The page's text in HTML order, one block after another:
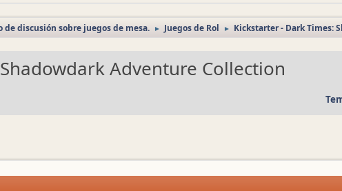
de discusión sobre juegos de mesa. ► Juegos de Rol ► Kickstarter - Dark Times:
Adventure Collection